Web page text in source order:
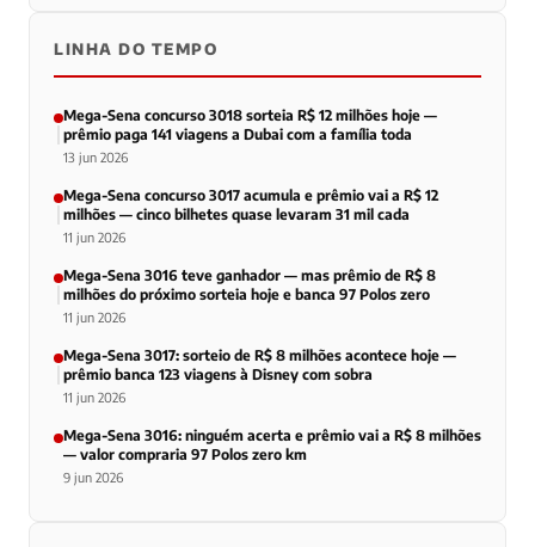
LINHA DO TEMPO
Mega-Sena concurso 3018 sorteia R$ 12 milhões hoje —
prêmio paga 141 viagens a Dubai com a família toda
13 jun 2026
Mega-Sena concurso 3017 acumula e prêmio vai a R$ 12
milhões — cinco bilhetes quase levaram 31 mil cada
11 jun 2026
Mega-Sena 3016 teve ganhador — mas prêmio de R$ 8
milhões do próximo sorteia hoje e banca 97 Polos zero
11 jun 2026
Mega-Sena 3017: sorteio de R$ 8 milhões acontece hoje —
prêmio banca 123 viagens à Disney com sobra
11 jun 2026
Mega-Sena 3016: ninguém acerta e prêmio vai a R$ 8 milhões
— valor compraria 97 Polos zero km
9 jun 2026